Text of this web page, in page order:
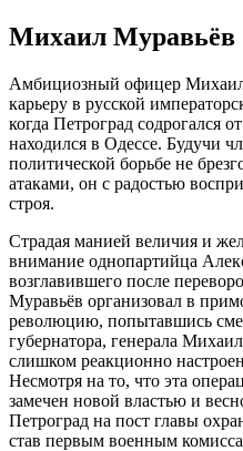
Михаил Муравьёв
Амбициозный офицер
карьеру в русской
когда Петроград содрогался
находился в Одессе. Будучи
политической борьбе не
атаками, он с радостью
строя.
Страдая манией величия и
внимание однопартийца
возглавившего после
Муравьёв организовал в
революцию, попытавшись
губернатора, генерала
слишком реакционно
Несмотря на то, что эта
замечен новой властью и
Петроград на пост главы
став первым военным